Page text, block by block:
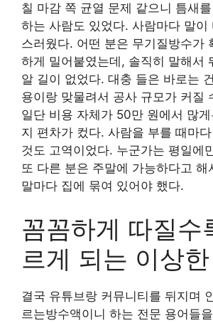
칠 마감 쪽 균열 문제 같으니 틈새
하는 사람도 있었다. 사람마다 말이
스러웠다. 어떤 분은 무기질방수가
하게 밀어붙였는데, 솔직히 말해서
알 길이 없었다. 대충 들은 바로는
용이랑 맞물려서 공사 규모가 커질
일단 비용 자체가 50만 원에서 많
지 편차가 컸다. 사람을 부를 때마
것도 고역이었다. 누군가는 평일에
또 다른 분은 주말에 가능하다고 해
말마다 집에 묶여 있어야 했다.
꼼꼼하게 따질수
르게 되는 이상
결국 유튜브랑 커뮤니티를 뒤지며
르는방수액이니 하는 전문 용어들